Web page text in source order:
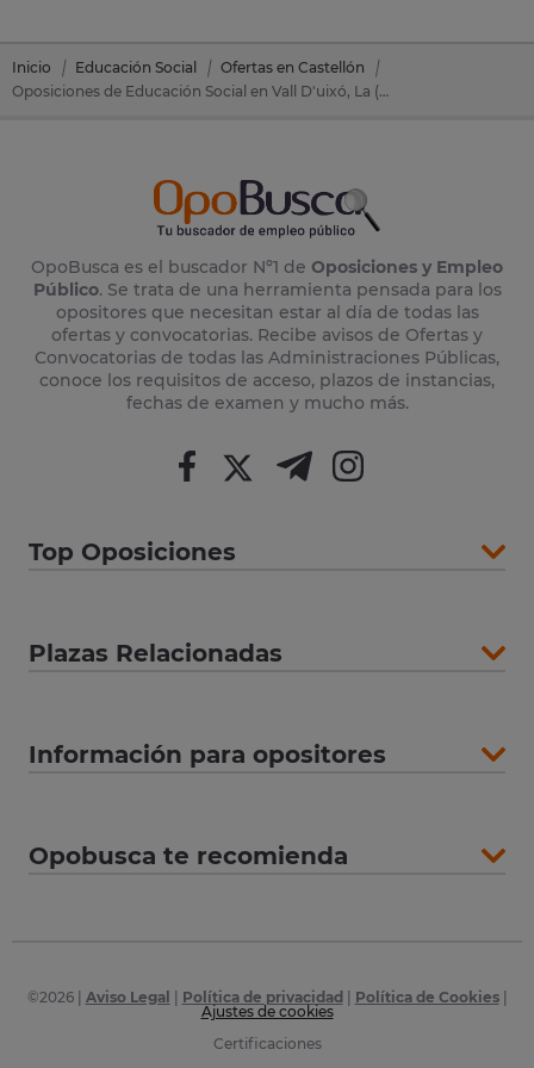
Inicio Educación Social
Ofertas en Castellón
Oposiciones de Educación Social en Vall D'uixó, La (Castellón)
OpoBusca es el buscador Nº1 de Oposiciones y Empleo
Público. Se trata de una herramienta pensada para los
opositores que necesitan estar al día de todas las
ofertas y convocatorias. Recibe avisos de Ofertas y
Convocatorias de todas las Administraciones Públicas,
conoce los requisitos de acceso, plazos de instancias,
fechas de examen y mucho más.
Top Oposiciones
Plazas Relacionadas
Información para opositores
Opobusca te recomienda
©2026| Aviso Legal Política de privacidad Política de Cookies|
Ajustes de cookies
Certificaciones